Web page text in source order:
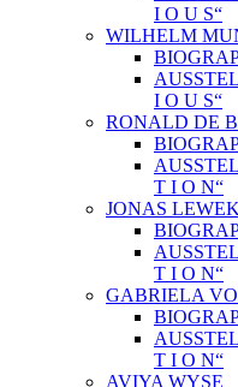
I O U S“
WILHELM
I O U S“
RONALD DE
T I O N“
JONAS LEWEK
T I O N“
GABRIELA
T I O N“
AVIYA WYSE